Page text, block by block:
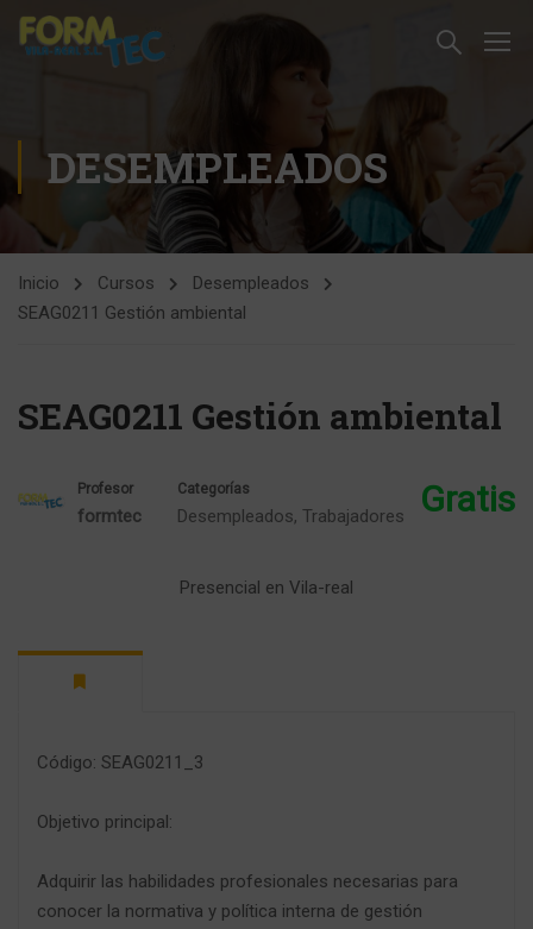
DESEMPLEADOS
Inicio Cursos
Desempleados
SEAG0211 Gestión ambiental
SEAG0211 Gestión ambiental
Profesor
formtec
Categorías
Desempleados, Trabajadores Gratis
Presencial en Vila-real
Código: SEAG0211_3
Objetivo principal:
Adquirir las habilidades profesionales necesarias para
conocer la normativa y política interna de gestión